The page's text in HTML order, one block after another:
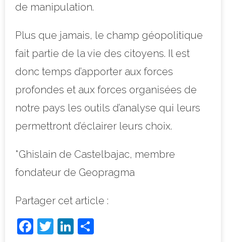
de manipulation.
Plus que jamais, le champ géopolitique
fait partie de la vie des citoyens. Il est
donc temps d’apporter aux forces
profondes et aux forces organisées de
notre pays les outils d’analyse qui leurs
permettront d’éclairer leurs choix.
*Ghislain de Castelbajac, membre
fondateur de Geopragma
Partager cet article :
F
T
Li